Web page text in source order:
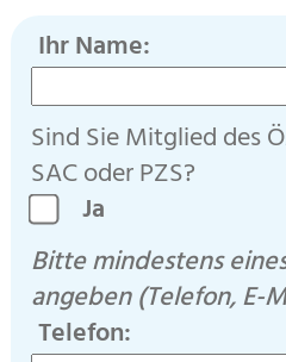
Ihr Name:
Sind Sie Mitglied des
SAC oder PZS?
Ja
Bitte mindestens
angeben (Telefon, E-
Telefon: